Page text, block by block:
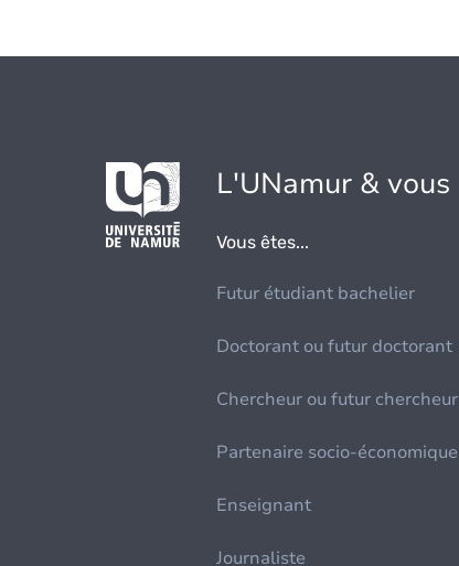
L'UNamur & vous
Vous êtes...
Futur étudiant bachelier
Doctorant ou futur doctorant
Chercheur ou futur chercheur
Partenaire socio-économique
Enseignant
Journaliste